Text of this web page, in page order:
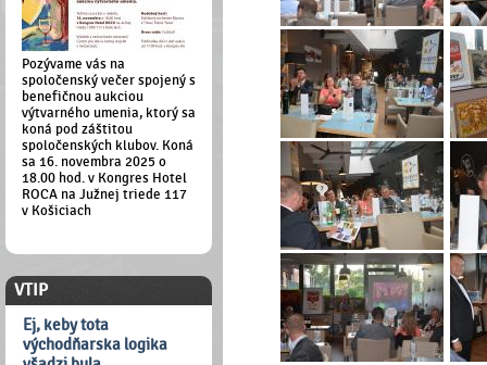
Pozývame vás na
spoločenský večer spojený s
benefičnou aukciou
výtvarného umenia, ktorý sa
koná pod záštitou
spoločenských klubov. Koná
sa 16. novembra 2025 o
18.00 hod. v Kongres Hotel
ROCA na Južnej triede 117
v Košiciach
VTIP
Ej, keby tota
východňarska logika